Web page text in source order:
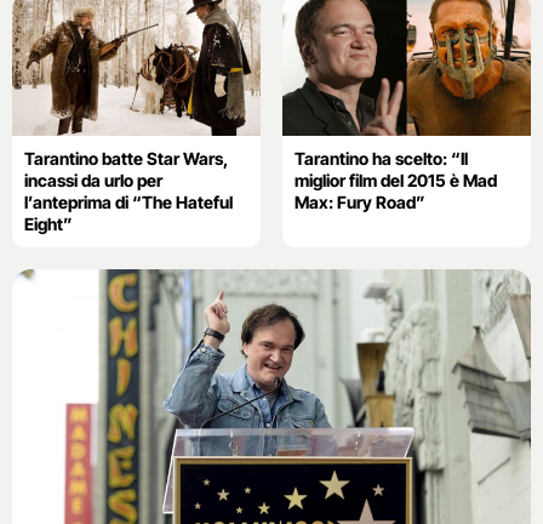
Tarantino batte Star Wars,
incassi da urlo per
l’anteprima di “The Hateful
Eight”
Tarantino ha scelto: “Il
miglior film del 2015 è Mad
Max: Fury Road”